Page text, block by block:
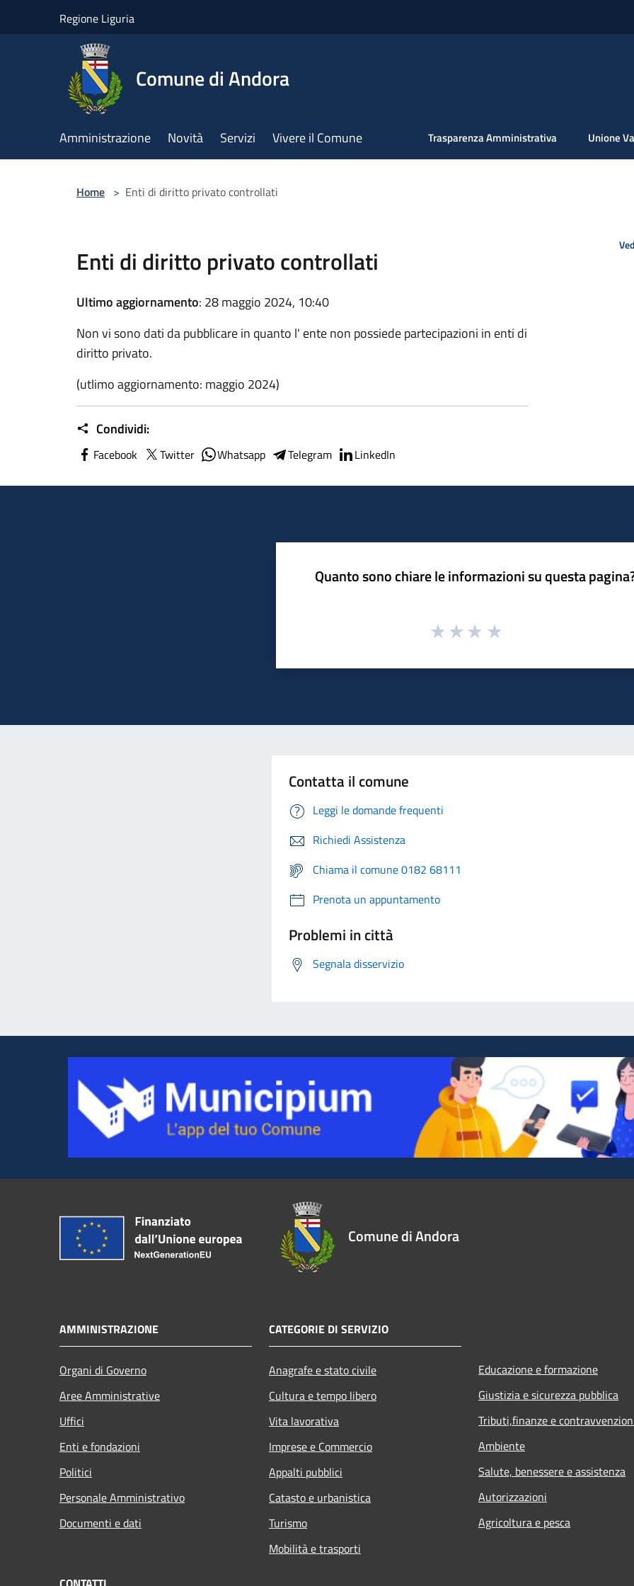
Regione Liguria
Comune di Andora
Amministrazione Novità Servizi Vivere il Comune Trasparenza Amministrativa Unione
Home > Enti di diritto privato controllati
Enti di diritto privato controllati
Ultimo aggiornamento: 28 maggio 2024, 10:40
Non vi sono dati da pubblicare in quanto l' ente non possiede partecipazioni in enti di
diritto privato.
(utlimo aggiornamento: maggio 2024)
Condividi:
Facebook Twitter Whatsapp Telegram LinkedIn
Quanto sono chiare le informazioni su questa
Contatta il comune
Leggi le domande frequenti
Richiedi Assistenza
Chiama il comune 0182 68111
Prenota un appuntamento
Problemi in città
Segnala disservizio
Comune di Andora
AMMINISTRAZIONE
Organi di Governo
Aree Amministrative
Uffici
Enti e fondazioni
Politici
Personale Amministrativo
Documenti e dati
CATEGORIE DI SERVIZIO
Anagrafe e stato civile
Cultura e tempo libero
Vita lavorativa
Imprese e Commercio
Appalti pubblici
Catasto e urbanistica
Turismo
Mobilità e trasporti
Educazione e formazione
Giustizia e sicurezza pubblica
Tributi,finanze e
Ambiente
Salute, benessere e assistenza
Autorizzazioni
Agricoltura e pesca